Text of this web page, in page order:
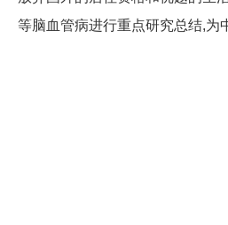
等脑血管病进行重点研究总结,为